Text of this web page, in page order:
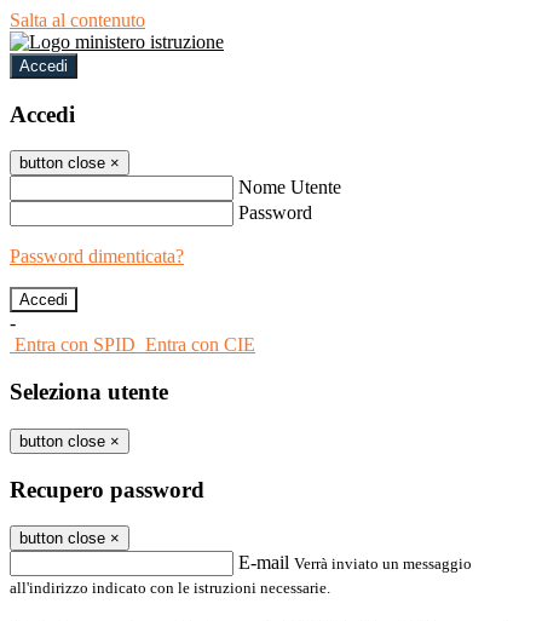
Salta al contenuto
Accedi
Accedi
button close ×
Nome Utente
Password
Password dimenticata?
-
Entra con SPID Entra con CIE
Seleziona utente
button close ×
Recupero password
button close ×
E-mail Verrà inviato un messaggio
all'indirizzo indicato con le istruzioni necessarie.